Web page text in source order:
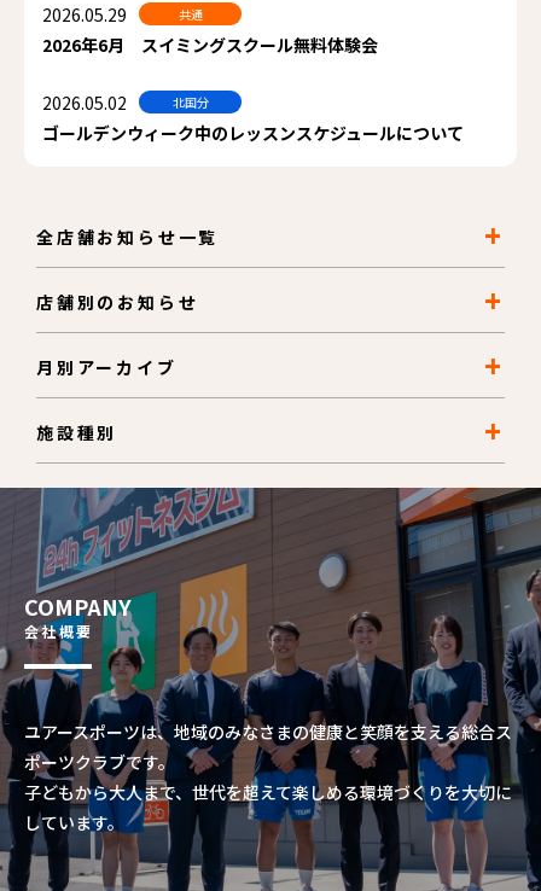
全店舗お知らせ一覧
店舗別のお知らせ
月別アーカイブ
施設種別
2026.05.29 共通
2026年6月 スイミングスクール無料体験会
2026.05.02 北国分
ゴールデンウィーク中のレッスンスケジュールについて
COMPANY
会社概要
ユアースポーツは、地域のみなさまの健康と笑顔を支える総合ス
ポーツクラブです。
子どもから大人まで、世代を超えて楽しめる環境づくりを大切に
しています。